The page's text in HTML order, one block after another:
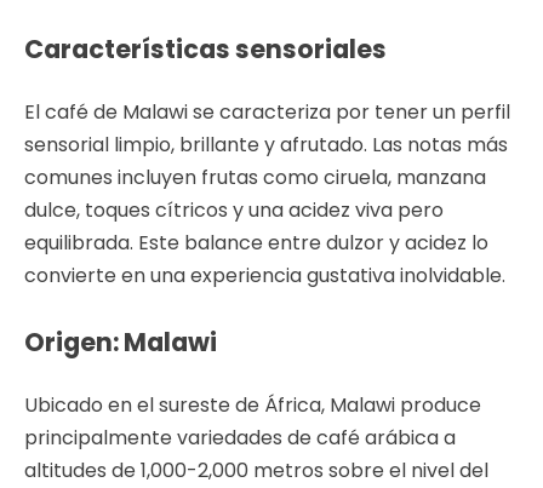
Características sensoriales
El café de Malawi se caracteriza por tener un perfil
sensorial limpio, brillante y afrutado. Las notas más
comunes incluyen frutas como ciruela, manzana
dulce, toques cítricos y una acidez viva pero
equilibrada. Este balance entre dulzor y acidez lo
convierte en una experiencia gustativa inolvidable.
Origen: Malawi
Ubicado en el sureste de África, Malawi produce
principalmente variedades de café arábica a
altitudes de 1,000-2,000 metros sobre el nivel del